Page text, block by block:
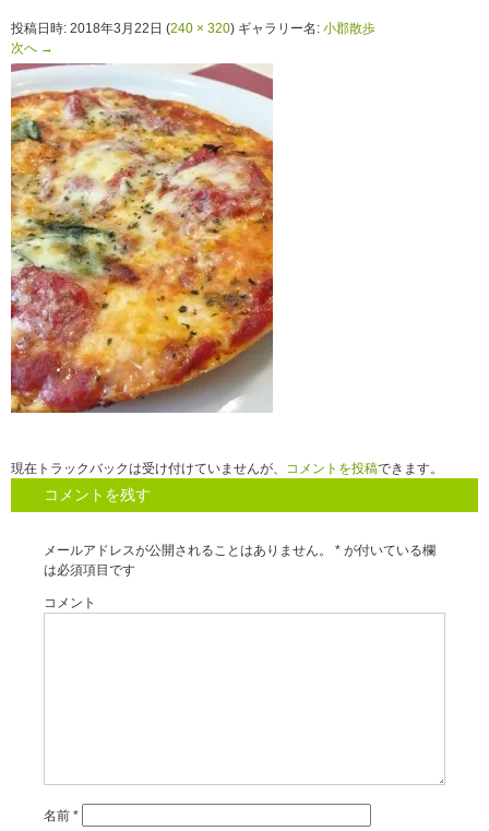
投稿日時: 2018年3月22日 (240 × 320) ギャラリー名: 小郡散歩
次へ →
現在トラックバックは受け付けていませんが、 コメントを投稿できます。
コメントを残す
メールアドレスが公開されることはありません。 * が付いている欄
は必須項目です
コメント
名前 *